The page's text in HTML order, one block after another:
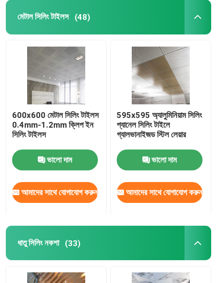
স্টেইনলেস স্টীল সিলিং প্যানেল
ছিদ্রযুক্ত ধাতু প্যানেল
ধাতু বিল্ডিং সম্মুখভাগ
লেজার কাট প্যানেল
সিলিং এয়ার ডিফিউজার
মেটাল সিলিং টাইলস (48)
600x600 মেটাল সিলিং টাইলস
0.4mm-1.2mm ক্লিপ ইন
সিলিং টাইলস
ভালো দাম
আমাদের সাথে যোগাযোগ করুন
595x595 অ্যালুমিনিয়াম সিলিং
প্যানেল সিলিং টাইলে
গ্যালভানাইজড স্টিল লেয়ার
ভালো দাম
আমাদের সাথে যোগাযোগ করুন
ধাতু সিলিং নকশা (33)